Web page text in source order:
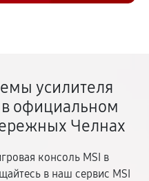
усилителя
официальном
Челнах
консоль MSI в
в наш сервис MSI